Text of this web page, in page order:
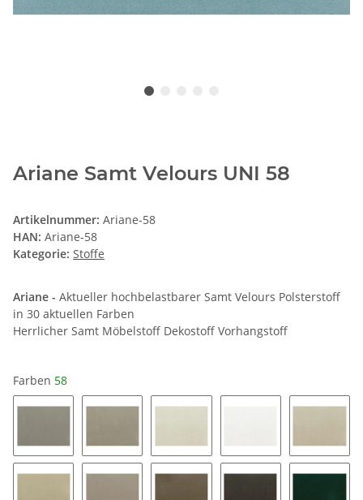
Ariane Samt Velours UNI 58
Artikelnummer: Ariane-58
HAN: Ariane-58
Kategorie: Stoffe
Ariane - Aktueller hochbelastbarer Samt Velours Polsterstoff
in 30 aktuellen Farben
Herrlicher Samt Möbelstoff Dekostoff Vorhangstoff
Farben 58
64 34 04 01 14